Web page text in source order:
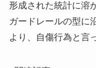
形成された統計に溶
ガードレールの型に
より、自傷行為と言